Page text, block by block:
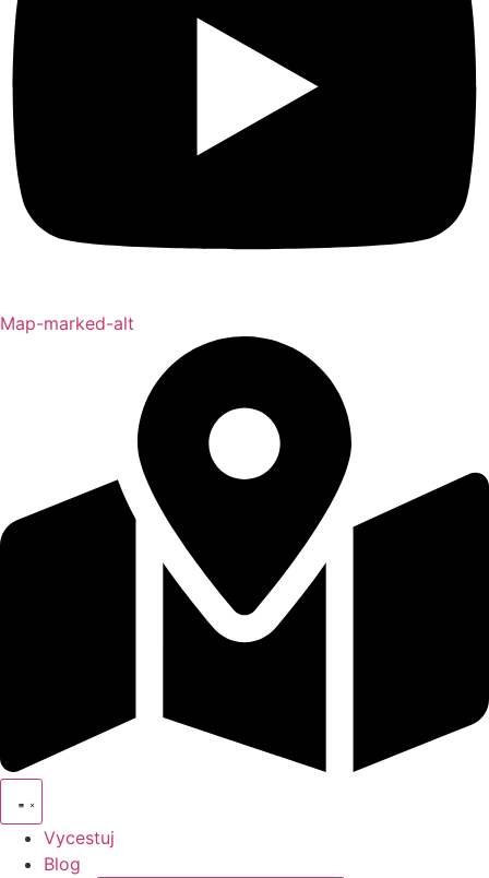
Map-marked-alt
Vycestuj
Blog